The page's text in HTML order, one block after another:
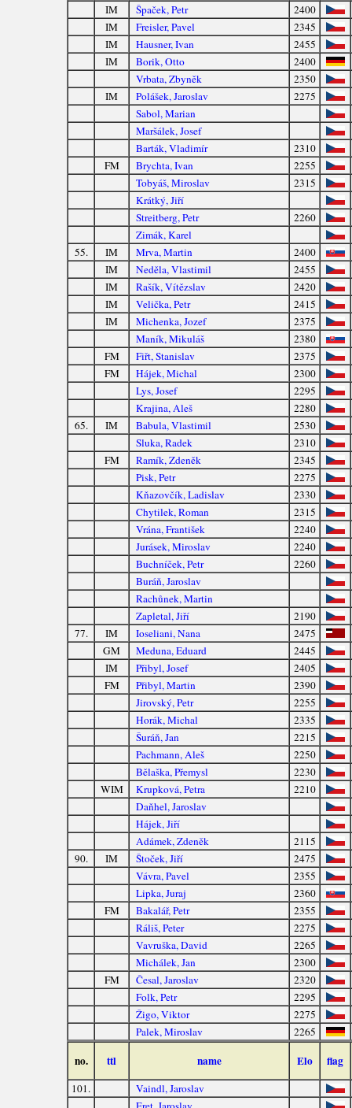
IM
Špaček, Petr
2400
IM
Freisler, Pavel
2345
IM
Hausner, Ivan
2455
IM
Borik, Otto
2400
Vrbata, Zbyněk
2350
IM
Polášek, Jaroslav
2275
Sabol, Marian
Maršálek, Josef
Barták, Vladimír
2310
FM
Brychta, Ivan
2255
Tobyáš, Miroslav
2315
Krátký, Jiří
Streitberg, Petr
2260
Zimák, Karel
55.
IM Mrva, Martin
2400
IM
Neděla, Vlastimil
2455
IM
Rašík, Vítězslav
2420
IM
Velička, Petr
2415
IM
Michenka, Jozef
2375
Maník, Mikuláš
2380
FM
Fiřt, Stanislav
2375
FM
Hájek, Michal
2300
Lys, Josef
2295
Krajina, Aleš
2280
65.
IM Babula, Vlastimil
2530
Sluka, Radek
2310
FM
Ramík, Zdeněk
2345
Pisk, Petr
2275
Kňazovčík, Ladislav
2330
Chytilek, Roman
2315
Vrána, František
2240
Jurásek, Miroslav
2240
Buchníček, Petr
2260
Buráň, Jaroslav
Rachůnek, Martin
Zapletal, Jiří
2190
77.
IM Ioseliani, Nana
2475
GM
Meduna, Eduard
2445
IM
Přibyl, Josef
2405
FM
Přibyl, Martin
2390
Jirovský, Petr
2255
Horák, Michal
2335
Šuráň, Jan
2215
Pachmann, Aleš
2250
Bělaška, Přemysl
2230
WIM
Krupková, Petra
2210
Daňhel, Jaroslav
Hájek, Jiří
Adámek, Zdeněk
2115
90.
IM Štoček, Jiří
2475
Vávra, Pavel
2355
Lipka, Juraj
2360
FM
Bakalář, Petr
2355
Ráliš, Peter
2275
Vavruška, David
2265
Michálek, Jan
2300
FM
Česal, Jaroslav
2320
Folk, Petr
2295
Žigo, Viktor
2275
Palek, Miroslav
2265
no. ttl name Elo flag
101.
Vaindl, Jaroslav